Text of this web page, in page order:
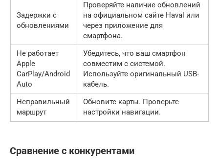
Задержки с
обновлениями
Проверяйте наличие обновлений
на официальном сайте Haval или
через приложение для
смартфона.
Не работает
Apple
CarPlay/Android
Auto
Убедитесь, что ваш смартфон
совместим с системой.
Используйте оригинальный USB-
кабель.
Неправильный
маршрут
Обновите карты. Проверьте
настройки навигации.
Сравнение с конкурентами